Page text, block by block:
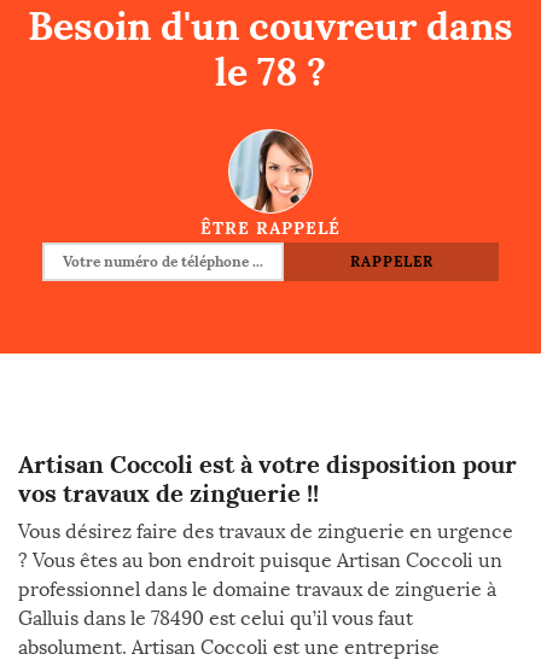
Besoin d'un couvreur dans
le 78 ?
ÊTRE RAPPELÉ
Artisan Coccoli est à votre disposition pour
vos travaux de zinguerie !!
Vous désirez faire des travaux de zinguerie en urgence
? Vous êtes au bon endroit puisque Artisan Coccoli un
professionnel dans le domaine travaux de zinguerie à
Galluis dans le 78490 est celui qu’il vous faut
absolument. Artisan Coccoli est une entreprise